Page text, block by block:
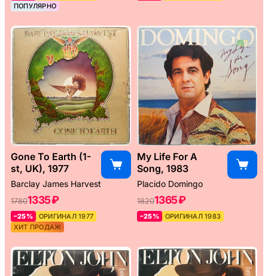
ПОПУЛЯРНО
Gone To Earth (1-
st, UK), 1977
Barclay James Harvest
17801335 ₽
–25%
ОРИГИНАЛ 1977
ХИТ ПРОДАЖ
My Life For A
Song, 1983
Placido Domingo
18201365 ₽
–25% ОРИГИНАЛ 1983